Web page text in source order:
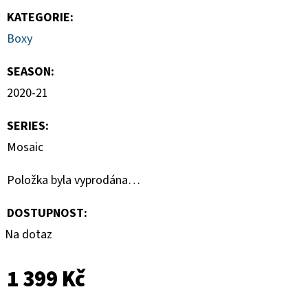
KATEGORIE:
Boxy
SEASON:
2020-21
SERIES:
Mosaic
Položka byla vyprodána…
DOSTUPNOST:
Na dotaz
1 399 Kč